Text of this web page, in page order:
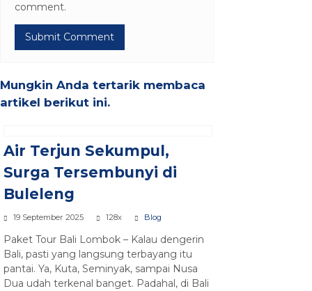
comment.
Mungkin Anda tertarik membaca
artikel berikut ini.
Air Terjun Sekumpul,
Surga Tersembunyi di
Buleleng
19 September 2025 128x Blog
Paket Tour Bali Lombok – Kalau dengerin
Bali, pasti yang langsung terbayang itu
pantai. Ya, Kuta, Seminyak, sampai Nusa
Dua udah terkenal banget. Padahal, di Bali